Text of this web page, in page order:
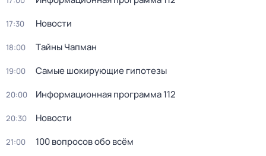
17:30 Новости
18:00 Тaйны Чапман
19:00 Самые шoкиpующие гипотезы
20:00 Информационная программа 112
20:30 Новости
21:00 100 вопросов обо всём